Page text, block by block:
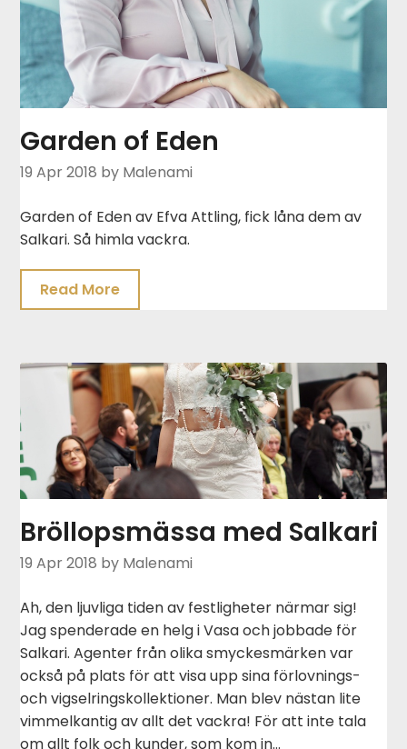
Garden of Eden
19 Apr 2018 by Malenami
Garden of Eden av Efva Attling, fick låna dem av
Salkari. Så himla vackra.
Read More
Bröllopsmässa med Salkari
19 Apr 2018 by Malenami
Ah, den ljuvliga tiden av festligheter närmar sig!
Jag spenderade en helg i Vasa och jobbade för
Salkari. Agenter från olika smyckesmärken var
också på plats för att visa upp sina förlovnings-
och vigselringskollektioner. Man blev nästan lite
vimmelkantig av allt det vackra! För att inte tala
om allt folk och kunder, som kom in…